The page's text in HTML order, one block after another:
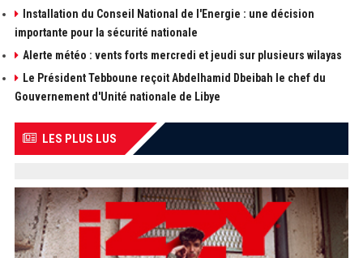
Installation du Conseil National de l'Energie : une décision
importante pour la sécurité nationale
Alerte météo : vents forts mercredi et jeudi sur plusieurs wilayas
Le Président Tebboune reçoit Abdelhamid Dbeibah le chef du
Gouvernement d'Unité nationale de Libye
LES PLUS LUS